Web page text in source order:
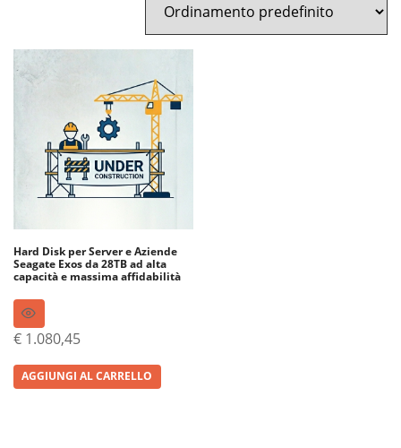
Hard Disk per Server e Aziende
Seagate Exos da 28TB ad alta
capacità e massima affidabilità
€ 1.080,45
AGGIUNGI AL CARRELLO